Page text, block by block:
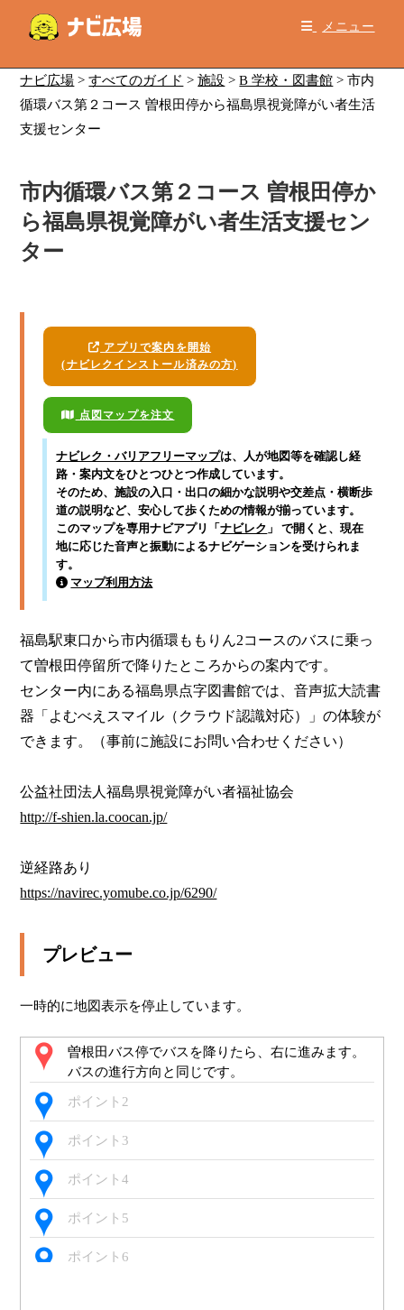
メニュー
ナビ広場 >すべてのガイド >施設 >B 学校・図書館 >市内
循環バス第２コース 曽根田停から福島県視覚障がい者生活
支援センター
市内循環バス第２コース 曽根田停か
ら福島県視覚障がい者生活支援セン
ター
アプリで案内を開始
(ナビレクインストール済みの方)
点図マップを注文
ナビレク・バリアフリーマップは、人が地図等を確認し経
路・案内文をひとつひとつ作成しています。
そのため、施設の入口・出口の細かな説明や交差点・横断歩
道の説明など、安心して歩くための情報が揃っています。
このマップを専用ナビアプリ「ナビレク 」 で開くと、現在
地に応じた音声と振動によるナビゲーションを受けられま
す。
マップ利用方法
福島駅東口から市内循環ももりん2コースのバスに乗っ
て曽根田停留所で降りたところからの案内です。
センター内にある福島県点字図書館では、音声拡大読書
器「よむべえスマイル（クラウド認識対応）」の体験が
できます。（事前に施設にお問い合わせください）
http://f-shien.la.coocan.jp/
https://navirec.yomube.co.jp/6290/
プレビュー
一時的に地図表示を停止しています。
曽根田バス停でバスを降りたら、右に進みます。
バスの進行方向と同じです。
ポイント2
ポイント3
ポイント4
ポイント5
ポイント6